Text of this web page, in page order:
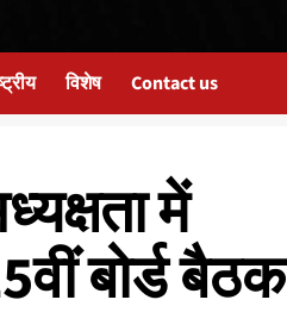
विशेष Contact us
में
बोर्ड बैठक